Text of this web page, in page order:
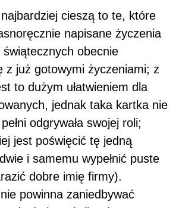
cieszą to te, które
napisane życzenia
obecnie
z już gotowymi życzeniami; z
to dużym ułatwieniem dla
jednak taka kartka nie
odgrywała swojej roli;
jest poświęcić tę jedną
i samemu wypełnić puste
dobre imię firmy).
powinna zaniedbywać